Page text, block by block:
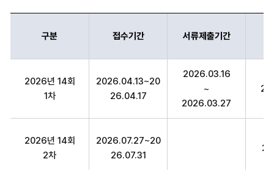
구분 접수기간 서류제출기간
2026년 14회
1차
2026.04.13~20
26.04.17
2026.03.16
~
2026.03.27
2026년 14회
2차
2026.07.27~20
26.07.31